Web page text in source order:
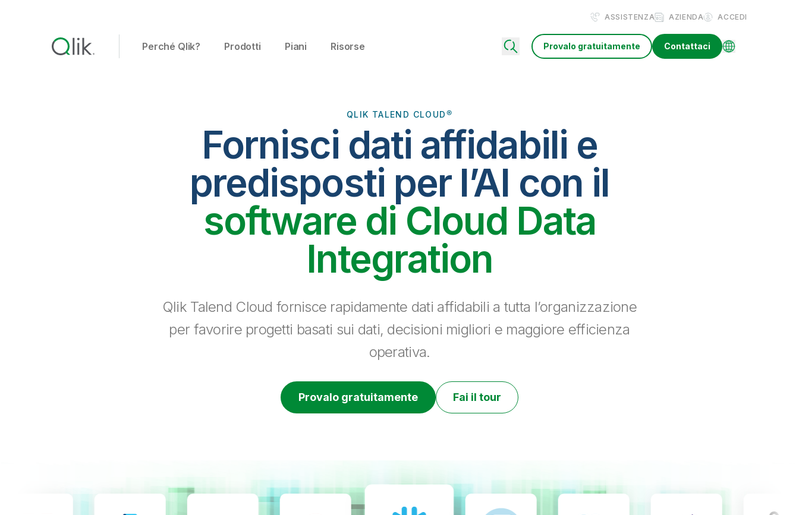
ASSISTENZA AZIENDA ACCEDI
Perché Qlik? Prodotti Piani Risorse Provalo gratuitamente Contattaci
QLIK TALEND CLOUD®
Fornisci dati affidabili e
predisposti per l’AI con il
software di Cloud Data
Integration
Qlik Talend Cloud fornisce rapidamente dati affidabili a tutta l’organizzazione
per favorire progetti basati sui dati, decisioni migliori e maggiore efficienza
operativa.
Provalo gratuitamente Fai il tour